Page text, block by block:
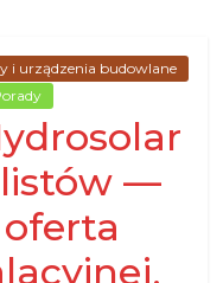
i urządzenia budowlane
—